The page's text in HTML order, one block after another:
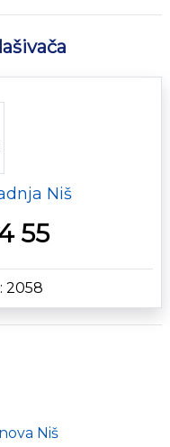
Niš
55
2058
Niš